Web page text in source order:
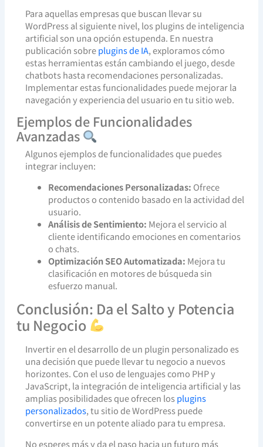
Para aquellas empresas que buscan llevar su
WordPress al siguiente nivel, los plugins de inteligencia
artificial son una opción estupenda. En nuestra
publicación sobreplugins de IA, exploramos cómo
estas herramientas están cambiando el juego, desde
chatbots hasta recomendaciones personalizadas.
Implementar estas funcionalidades puede mejorar la
navegación y experiencia del usuario en tu sitio web.
Ejemplos de Funcionalidades
Avanzadas
Algunos ejemplos de funcionalidades que puedes
integrar incluyen:
Recomendaciones Personalizadas: Ofrece
productos o contenido basado en la actividad del
usuario.
Análisis de Sentimiento: Mejora el servicio al
cliente identificando emociones en comentarios
o chats.
Optimización SEO Automatizada: Mejora tu
clasificación en motores de búsqueda sin
esfuerzo manual.
Conclusión: Da el Salto y Potencia
tu Negocio
Invertir en el desarrollo de un plugin personalizado es
una decisión que puede llevar tu negocio a nuevos
horizontes. Con el uso de lenguajes como PHP y
JavaScript, la integración de inteligencia artificial y las
amplias posibilidades que ofrecen losplugins
personalizados, tu sitio de WordPress puede
convertirse en un potente aliado para tu empresa.
No esperes más y da el paso hacia un futuro más